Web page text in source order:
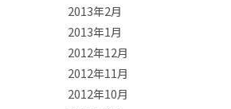
2013年2月
2013年1月
2012年12月
2012年11月
2012年10月